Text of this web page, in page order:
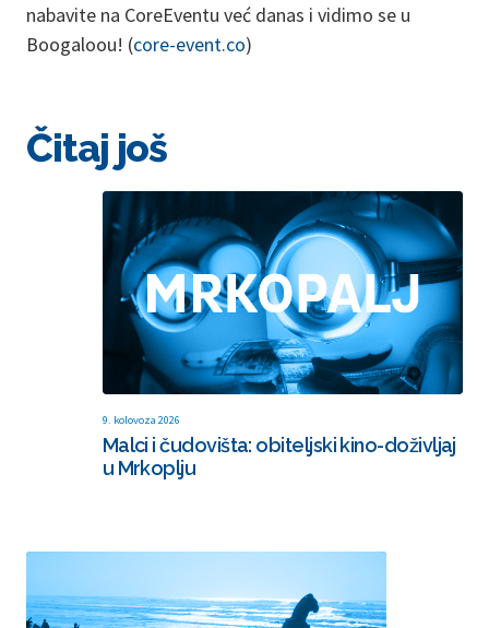
nabavite na CoreEventu već danas i vidimo se u
Boogaloou! (core-event.co)
Čitaj još
9. kolovoza 2026
Malci i čudovišta: obiteljski kino-doživljaj
u Mrkoplju